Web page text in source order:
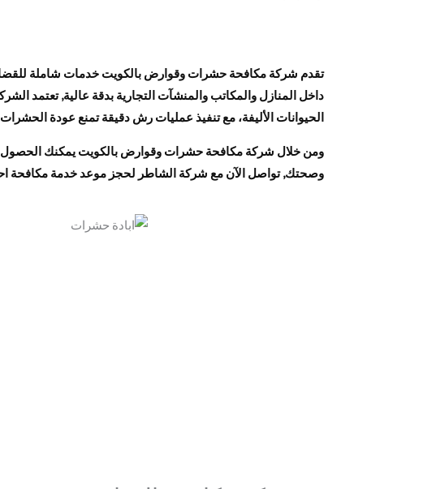
تقدم شركة مكافحة حشرات وقوارض بالكويت خدمات شاملة للقضاء
داخل المنازل والمكاتب والمنشآت التجارية بدقة عالية, تعتمد
الحيوانات الأليفة، مع تنفيذ عمليات رش دقيقة تمنع عودة
ومن خلال شركة مكافحة حشرات وقوارض بالكويت يمكنك الحصول
وصحتك, تواصل الآن مع شركة الشاطر لحجز موعد خدمة مكافحة